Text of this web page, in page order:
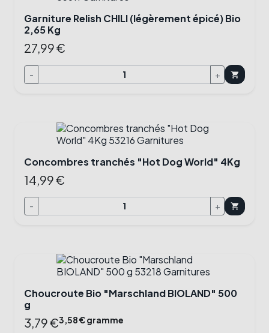
Garniture Relish CHILI (légèrement épicé) Bio
2,65 Kg
27,99 €
- + shopping_cart
Concombres tranchés "Hot Dog World" 4Kg
14,99 €
- + shopping_cart
Choucroute Bio "Marschland BIOLAND" 500
g
3,79 €3,58 € gramme